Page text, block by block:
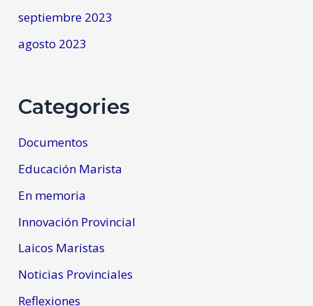
septiembre 2023
agosto 2023
Categories
Documentos
Educación Marista
En memoria
Innovación Provincial
Laicos Maristas
Noticias Provinciales
Reflexiones